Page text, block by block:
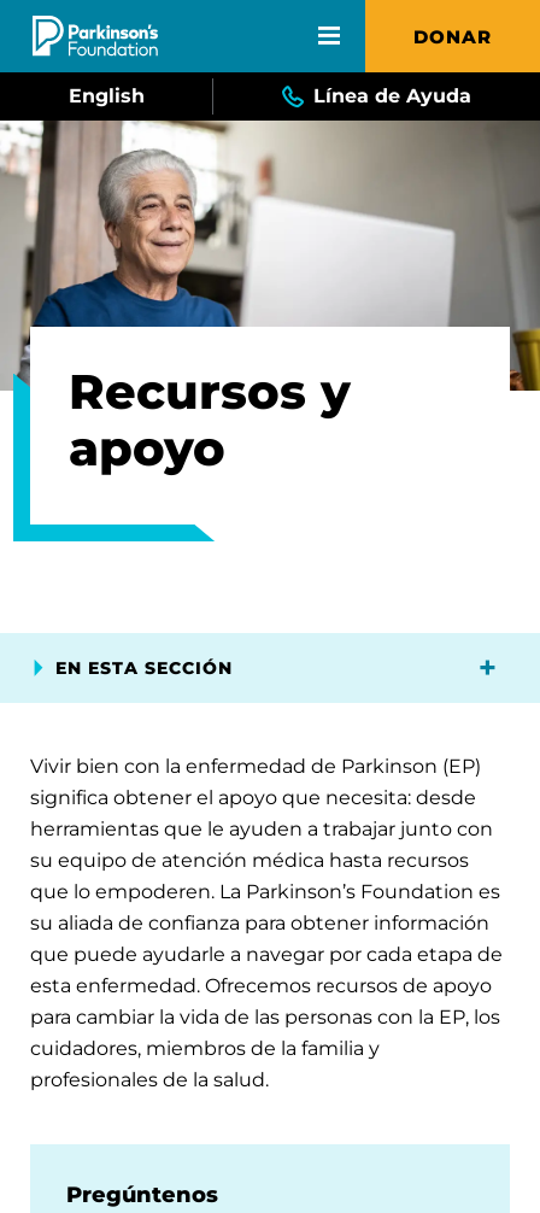
Skip to main content DONAR
English Línea de Ayuda
Recursos y
apoyo
EN ESTA SECCIÓN
Vivir bien con la enfermedad de Parkinson (EP)
significa obtener el apoyo que necesita: desde
herramientas que le ayuden a trabajar junto con
su equipo de atención médica hasta recursos
que lo empoderen. La Parkinson’s Foundation es
su aliada de confianza para obtener información
que puede ayudarle a navegar por cada etapa de
esta enfermedad. Ofrecemos recursos de apoyo
para cambiar la vida de las personas con la EP, los
cuidadores, miembros de la familia y
profesionales de la salud.
Pregúntenos